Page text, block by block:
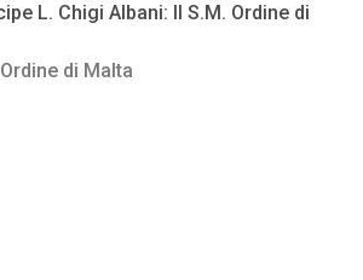
L. Chigi Albani: Il S.M. Ordine di
Ordine di Malta